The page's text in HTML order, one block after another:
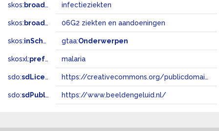
skos: broader infectieziekten
skos: broadMatch 06G2 ziekten en aandoeningen
skos:inScheme gtaa:Onderwerpen
skosxl:prefLabel malaria
sdo:sdLicense https://creativecommons.org/publicdomain/zero/1.0/
sdo:sdPublisher https://www.beeldengeluid.nl/